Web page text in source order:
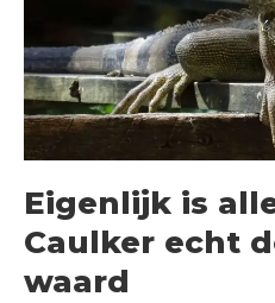
Eigenlijk is
Caulker echt
waard